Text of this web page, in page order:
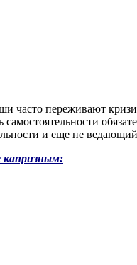
часто переживают
и еще не
капризным: